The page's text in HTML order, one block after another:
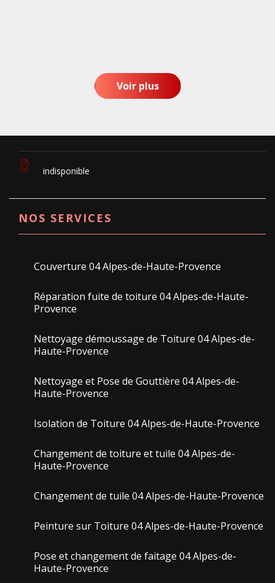
Voir plus
indisponible
NOS SERVICES
Couverture 04 Alpes-de-Haute-Provence
Réparation fuite de toiture 04 Alpes-de-Haute-
Provence
Nettoyage démoussage de Toiture 04 Alpes-de-
Haute-Provence
Nettoyage et Pose de Gouttière 04 Alpes-de-
Haute-Provence
Isolation de Toiture 04 Alpes-de-Haute-Provence
Changement de toiture et tuile 04 Alpes-de-
Haute-Provence
Changement de tuile 04 Alpes-de-Haute-Provence
Peinture sur Toiture 04 Alpes-de-Haute-Provence
Pose et changement de faitage 04 Alpes-de-
Haute-Provence